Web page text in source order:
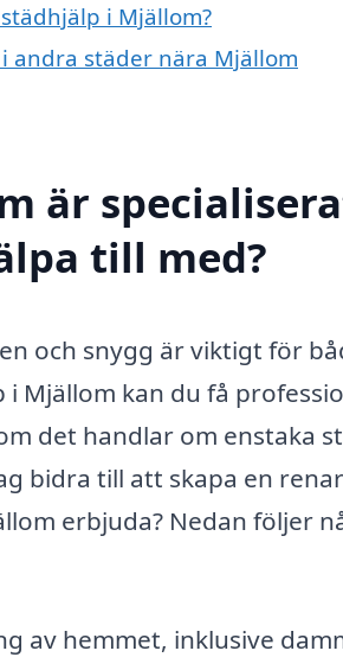
i Mjällom?
andra städer nära Mjällom
är
till med?
och snygg är viktigt för
Mjällom kan du få
det handlar om enstaka
bidra till att skapa en
erbjuda? Nedan följer
av hemmet, inklusive